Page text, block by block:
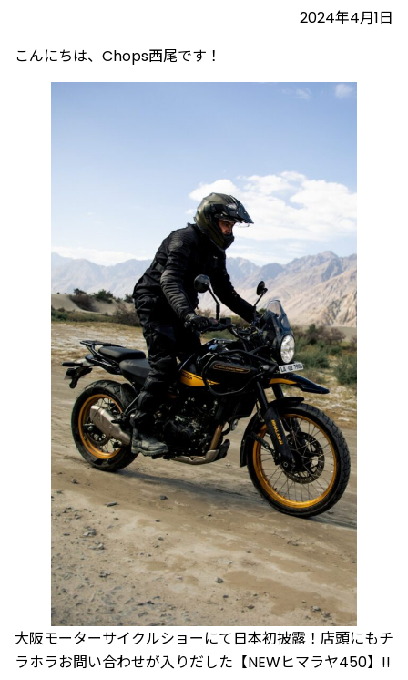
2024年4月1日
こんにちは、Chops西尾です！
大阪モーターサイクルショーにて日本初披露！店頭にもチ
ラホラお問い合わせが入りだした【NEWヒマラヤ450】!!